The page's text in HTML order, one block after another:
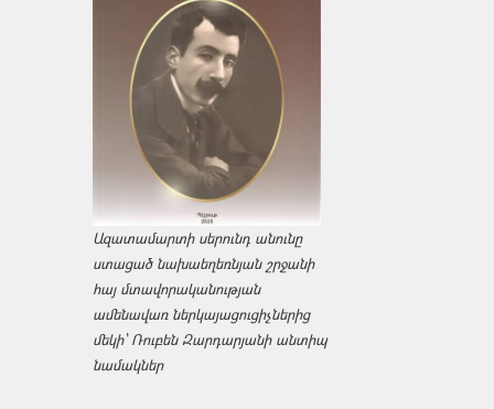
Ազատամարտի սերունդ անունը
ստացած նախաեղեռնյան շրջանի
հայ մտավորականության
ամենավառ ներկայացուցիչներից
մեկի՝ Ռուբեն Զարդարյանի անտիպ
նամակներ